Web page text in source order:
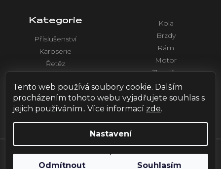
Tento web používá soubory cookie. Dalším
procházením tohoto webu vyjadřujete souhlas s
jejich používáním.. Více informací zde.
Nastavení
Odmítnout Souhlasím
Kategorie
Příslušenství
Karoserie
Řetěz
Elektronika
Kola
Brzdy
Rám
Motor
Tlumiče
Řídítka a ovládaní
Vytvořil Shoptet